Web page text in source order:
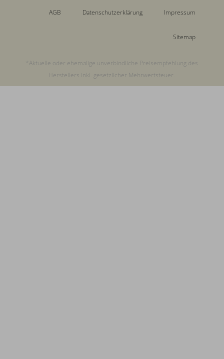
AGB Datenschutzerklärung Impressum
Sitemap
*Aktuelle oder ehemalige unverbindliche Preisempfehlung des
Herstellers inkl. gesetzlicher Mehrwertsteuer.